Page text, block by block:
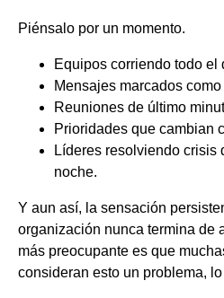
Piénsalo por un momento.
Equipos corriendo todo el
Mensajes marcados como
Reuniones de último
Prioridades que cambian
Líderes resolviendo crisis
noche.
Y aun así, la sensación
organización nunca termina de
más preocupante es que
consideran esto un problema,